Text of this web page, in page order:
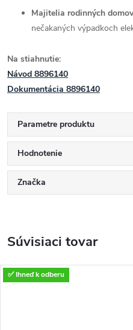
Majitelia rodinných
nečakaných výpadkoch
Na stiahnutie:
Návod 8896140
Dokumentácia 8896140
Parametre produktu
Hodnotenie
Značka
Súvisiaci tovar
✅ Ihneď k odberu